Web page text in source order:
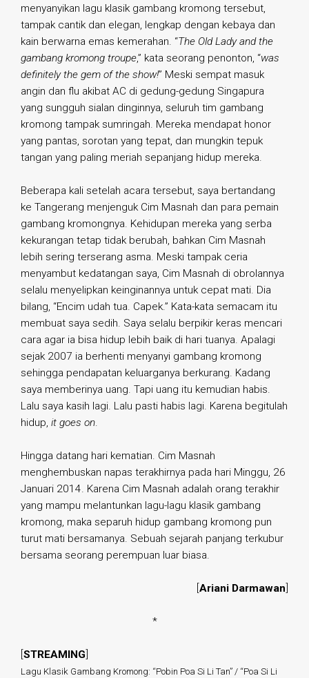
menyanyikan lagu klasik gambang kromong tersebut,
tampak cantik dan elegan, lengkap dengan kebaya dan
kain berwarna emas kemerahan. “The Old Lady and the
gambang kromong troupe,” kata seorang penonton, “was
definitely the gem of the show!” Meski sempat masuk
angin dan flu akibat AC di gedung-gedung Singapura
yang sungguh sialan dinginnya, seluruh tim gambang
kromong tampak sumringah. Mereka mendapat honor
yang pantas, sorotan yang tepat, dan mungkin tepuk
tangan yang paling meriah sepanjang hidup mereka.
Beberapa kali setelah acara tersebut, saya bertandang
ke Tangerang menjenguk Cim Masnah dan para pemain
gambang kromongnya. Kehidupan mereka yang serba
kekurangan tetap tidak berubah, bahkan Cim Masnah
lebih sering terserang asma. Meski tampak ceria
menyambut kedatangan saya, Cim Masnah di obrolannya
selalu menyelipkan keinginannya untuk cepat mati. Dia
bilang, “Encim udah tua. Capek.” Kata-kata semacam itu
membuat saya sedih. Saya selalu berpikir keras mencari
cara agar ia bisa hidup lebih baik di hari tuanya. Apalagi
sejak 2007 ia berhenti menyanyi gambang kromong
sehingga pendapatan keluarganya berkurang. Kadang
saya memberinya uang. Tapi uang itu kemudian habis.
Lalu saya kasih lagi. Lalu pasti habis lagi. Karena begitulah
hidup, it goes on.
Hingga datang hari kematian. Cim Masnah
menghembuskan napas terakhirnya pada hari Minggu, 26
Januari 2014. Karena Cim Masnah adalah orang terakhir
yang mampu melantunkan lagu-lagu klasik gambang
kromong, maka separuh hidup gambang kromong pun
turut mati bersamanya. Sebuah sejarah panjang terkubur
bersama seorang perempuan luar biasa.
Ariani Darmawan
*
STREAMING
Lagu Klasik Gambang Kromong: “Pobin Poa Si Li Tan” / “Poa Si Li